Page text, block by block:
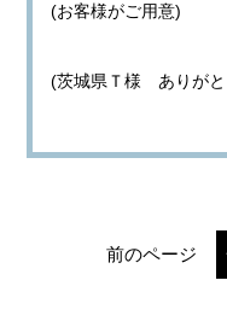
(お客様がご用意)
(茨城県Ｔ様 ありがと
前のページ